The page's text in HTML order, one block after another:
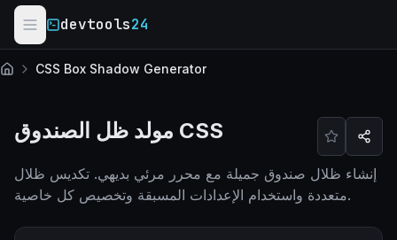
Skip to main content
devtools24
الرئيسيةCSS Box Shadow Generator
مولد ظل الصندوق CSS
إنشاء ظلال صندوق جميلة مع محرر مرئي بديهي. تكديس ظلال
متعددة واستخدام الإعدادات المسبقة وتخصيص كل خاصية.